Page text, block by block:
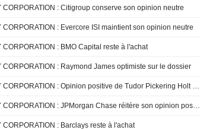
CORPORATION : Citigroup conserve son opinion neutre
CORPORATION : Evercore ISI maintient son opinion neutre
CORPORATION : BMO Capital reste à l'achat
CORPORATION : Raymond James optimiste sur le dossier
VALERO ENERGY CORPORATION : Opinion positive de Tudor Pickering Holt & Co.
VALERO ENERGY CORPORATION : JPMorgan Chase réitère son opinion positive sur le titre
CORPORATION : Barclays reste à l'achat